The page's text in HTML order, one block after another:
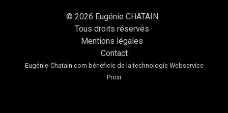
© 2026 Eugénie CHATAIN
Tous droits réservés
Mentions légales
Contact
Eugénie-Chatain.com bénéficie de la technologie Webservice
Proxi